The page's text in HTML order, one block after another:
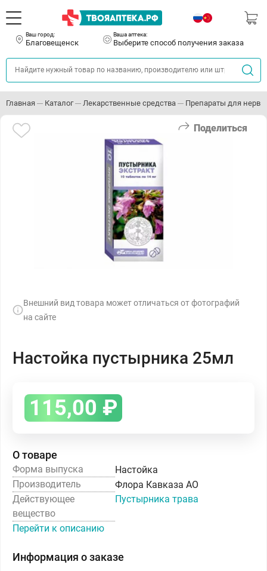
Ваш город:
Благовещенск
Ваша аптека:
Выберите способ получения заказа
Главная Каталог Лекарственные средства Препараты для
Поделиться
Внешний вид товара может отличаться от фотографий
на сайте
Настойка пустырника 25мл
115,00 ₽
О товаре
Форма выпуска
Настойка
Производитель
Флора Кавказа АО
Действующее
вещество
Пустырника трава
Перейти к описанию
Информация о заказе